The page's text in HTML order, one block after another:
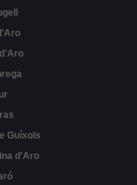
Guíxols
d'Aro